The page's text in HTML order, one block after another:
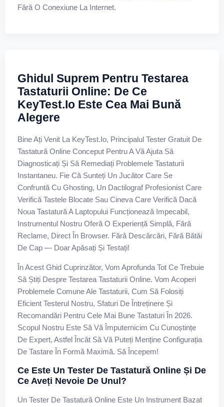
Fără O Conexiune La Internet.
Ghidul Suprem Pentru Testarea
Tastaturii Online: De Ce
KeyTest.io Este Cea Mai Bună
Alegere
Bine Ați Venit La KeyTest.io, Principalul Tester Gratuit De
Tastatură Online Conceput Pentru A Vă Ajuta Să
Diagnosticați Și Să Remediați Problemele Tastaturii
Instantaneu. Fie Că Sunteți Un Jucător Care Se
Confruntă Cu Ghosting, Un Dactilograf Profesionist Care
Verifică Tastele Blocate Sau Cineva Care Verifică Dacă
Noua Tastatură A Laptopului Funcționează Impecabil,
Instrumentul Nostru Oferă O Experiență Simplă, Fără
Reclame, Direct În Browser. Fără Descărcări, Fără Bătăi
De Cap — Doar Apăsați Și Testați!
În Acest Ghid Cuprinzător, Vom Aprofunda Tot Ce Trebuie
Să Știți Despre Testarea Tastaturii Online. Vom Acoperi
Problemele Comune Ale Tastaturii, Cum Să Folosiți
Eficient Testerul Nostru, Sfaturi De Întreținere Și
Recomandări Pentru Cele Mai Bune Tastaturi În 2026.
Scopul Nostru Este Să Vă Împuternicim Cu Cunoștințe
De Expert, Astfel Încât Să Vă Puteți Menține Configurația
De Tastare În Formă Maximă. Să Începem!
Ce Este Un Tester De Tastatură Online Și De
Ce Aveți Nevoie De Unul?
Un Tester De Tastatură Online Este Un Instrument Bazat